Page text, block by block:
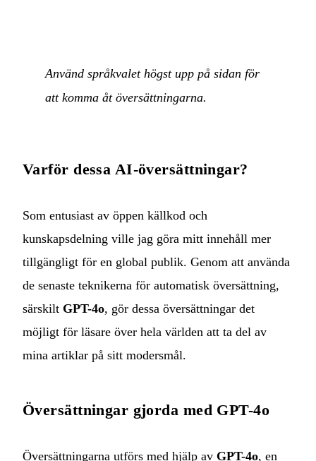
Använd språkvalet högst upp på sidan för
att komma åt översättningarna.
Varför dessa AI-översättningar?
Som entusiast av öppen källkod och
kunskapsdelning ville jag göra mitt innehåll mer
tillgängligt för en global publik. Genom att använda
de senaste teknikerna för automatisk översättning,
särskilt GPT-4o, gör dessa översättningar det
möjligt för läsare över hela världen att ta del av
mina artiklar på sitt modersmål.
Översättningar gjorda med GPT-4o
Översättningarna utförs med hjälp av GPT-4o, en